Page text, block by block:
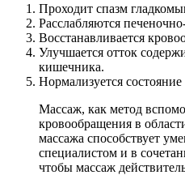
Проходит спазм
Расслабляются
Восстанавливается
Улучшается отток
кишечника.
Нормализуется
Массаж, как метод
кровообращения в
массажа способствует
специалистом и в
чтобы массаж